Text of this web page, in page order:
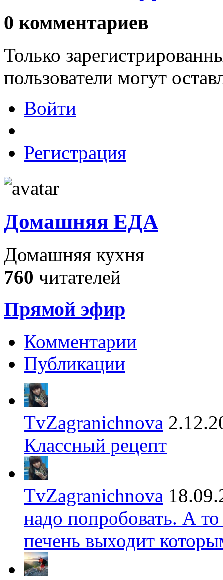
0 комментариев
Только
пользователи могут
Войти
Регистрация
Домашняя ЕДА
Домашняя кухня
760 читателей
Прямой эфир
Комментарии
Публикации
TvZagranichnova
Классный рецепт
TvZagranichnova
надо попробовать. А
печень выходит